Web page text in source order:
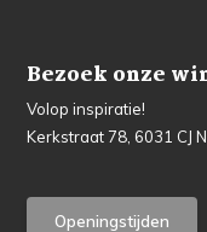
Bezoek onze
Volop inspiratie!
Kerkstraat 78, 6031 CJ
Openingstijden